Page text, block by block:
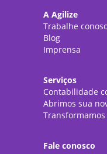
A Agilize
Trabalhe
Blog
Imprensa
Serviços
Contabilidade
Abrimos sua
Transformamos
Fale conosco